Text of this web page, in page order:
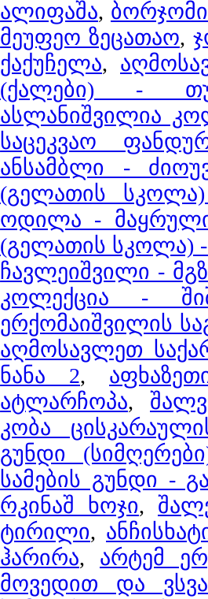
ალიფაშა,
მეუფეო ზეცათაო,
ქაქუჩელა,
(ქალები) -
ასლანიშვილია
საცეკვაო
ანსამბლი -
(გელათის
ოდილა -
(გელათის სკოლა) -
ჩავლეიშვილი -
კოლექცია -
ერქომაიშვილის
აღმოსავლეთ
ნანა 2,
ატლარჩოპა,
კობა
გუნდი
სამების გუნდი -
რკინაშ ხოჯი,
ტირილი,
ჰარირა, არტემ
მოვედით და